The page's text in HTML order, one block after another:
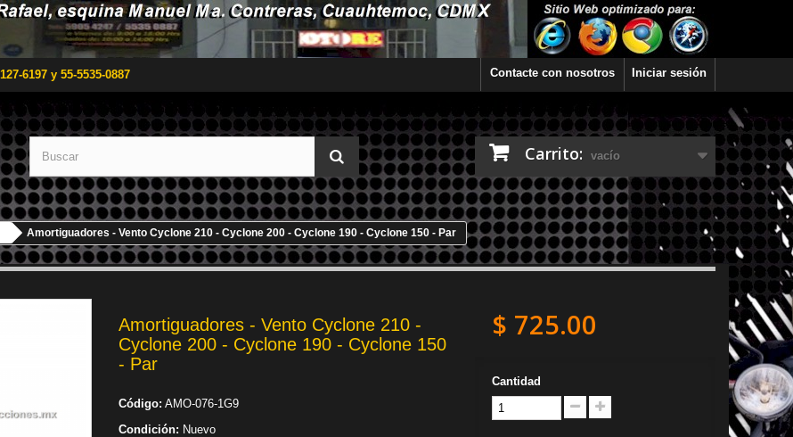
Iniciar sesión
Contacte con nosotros
6197 y 55-5535-0887
Carrito: vacío
Amortiguadores - Vento Cyclone 210 - Cyclone 200 - Cyclone 190 - Cyclone 150 - Par
Amortiguadores - Vento Cyclone 210 -
Cyclone 200 - Cyclone 190 - Cyclone 150
- Par
Código: AMO-076-1G9
Condición: Nuevo
$ 725.00
Cantidad